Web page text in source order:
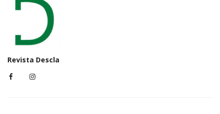
Revista Descla